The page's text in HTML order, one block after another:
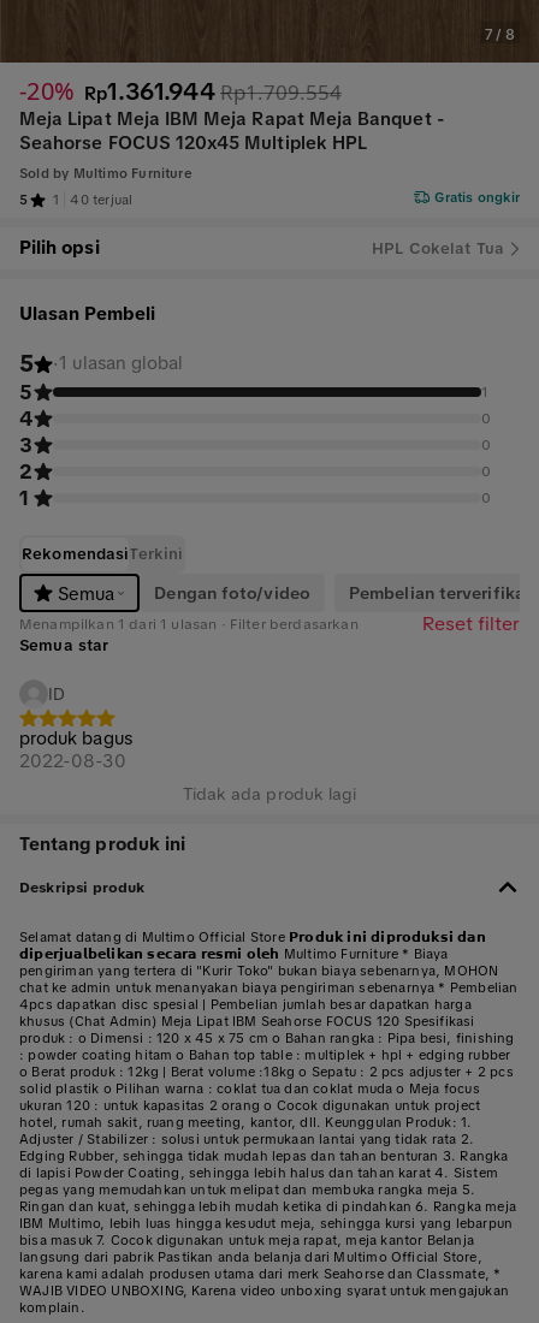
7 / 8
-20% Rp1.361.944Rp1.709.554
Meja Lipat Meja IBM Meja Rapat Meja Banquet -
Seahorse FOCUS 120x45 Multiplek HPL
Sold by Multimo Furniture
5
1 40 terjual Gratis ongkir
Pilih opsi HPL Cokelat Tua
Ulasan Pembeli
5 ·1 ulasan global
5 1
4 0
3 0
2 0
1 0
RekomendasiTerkini
Semua
Dengan foto/video Pembelian terverifikasi
Menampilkan 1 dari 1 ulasan · Filter berdasarkan Reset filter
Semua star
ID
produk bagus
2022-08-30
Tidak ada produk lagi
Tentang produk ini
Deskripsi produk
Selamat datang di Multimo Official Store 𝗣𝗿𝗼𝗱𝘂𝗸 𝗶𝗻𝗶 𝗱𝗶𝗽𝗿𝗼𝗱𝘂𝗸𝘀𝗶 𝗱𝗮𝗻
𝗱𝗶𝗽𝗲𝗿𝗷𝘂𝗮𝗹𝗯𝗲𝗹𝗶𝗸𝗮𝗻 𝘀𝗲𝗰𝗮𝗿𝗮 𝗿𝗲𝘀𝗺𝗶 𝗼𝗹𝗲𝗵 Multimo Furniture * Biaya
pengiriman yang tertera di "Kurir Toko" bukan biaya sebenarnya, MOHON
chat ke admin untuk menanyakan biaya pengiriman sebenarnya * Pembelian
4pcs dapatkan disc spesial | Pembelian jumlah besar dapatkan harga
khusus (Chat Admin) Meja Lipat IBM Seahorse FOCUS 120 Spesifikasi
produk : o Dimensi : 120 x 45 x 75 cm o Bahan rangka : Pipa besi, finishing
: powder coating hitam o Bahan top table : multiplek + hpl + edging rubber
o Berat produk : 12kg | Berat volume :18kg o Sepatu : 2 pcs adjuster + 2 pcs
solid plastik o Pilihan warna : coklat tua dan coklat muda o Meja focus
ukuran 120 : untuk kapasitas 2 orang o Cocok digunakan untuk project
hotel, rumah sakit, ruang meeting, kantor, dll. Keunggulan Produk: 1.
Adjuster / Stabilizer : solusi untuk permukaan lantai yang tidak rata 2.
Edging Rubber, sehingga tidak mudah lepas dan tahan benturan 3. Rangka
di lapisi Powder Coating, sehingga lebih halus dan tahan karat 4. Sistem
pegas yang memudahkan untuk melipat dan membuka rangka meja 5.
Ringan dan kuat, sehingga lebih mudah ketika di pindahkan 6. Rangka meja
IBM Multimo, lebih luas hingga kesudut meja, sehingga kursi yang lebarpun
bisa masuk 7. Cocok digunakan untuk meja rapat, meja kantor Belanja
langsung dari pabrik Pastikan anda belanja dari Multimo Official Store,
karena kami adalah produsen utama dari merk Seahorse dan Classmate, *
WAJIB VIDEO UNBOXING, Karena video unboxing syarat untuk mengajukan
komplain.